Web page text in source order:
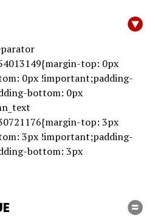
top: 0px
0px !important;padding-
bottom: 0px
top: 3px
3px !important;padding-
bottom: 3px